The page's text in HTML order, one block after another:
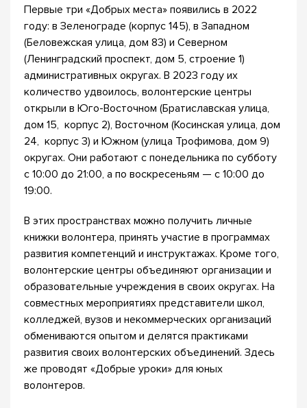
Первые три «Добрых места» появились в 2022
году: в Зеленограде (корпус 145), в Западном
(Беловежская улица, дом 83) и Северном
(Ленинградский проспект, дом 5, строение 1)
административных округах. В 2023 году их
количество удвоилось, волонтерские центры
открыли в Юго-Восточном (Братиславская улица,
дом 15, корпус 2), Восточном (Косинская улица, дом
24, корпус 3) и Южном (улица Трофимова, дом 9)
округах. Они работают с понедельника по субботу
с 10:00 до 21:00, а по воскресеньям — с 10:00 до
19:00.
В этих пространствах можно получить личные
книжки волонтера, принять участие в программах
развития компетенций и инструктажах. Кроме того,
волонтерские центры объединяют организации и
образовательные учреждения в своих округах. На
совместных мероприятиях представители школ,
колледжей, вузов и некоммерческих организаций
обмениваются опытом и делятся практиками
развития своих волонтерских объединений. Здесь
же проводят «Добрые уроки» для юных
волонтеров.